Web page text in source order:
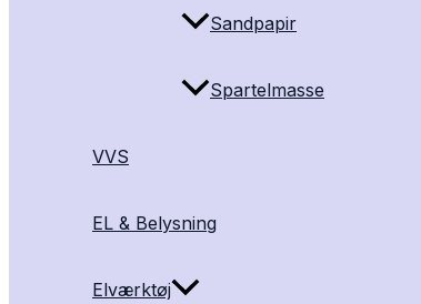
Sandpapir
Spartelmasse
VVS
EL & Belysning
Elværktøj